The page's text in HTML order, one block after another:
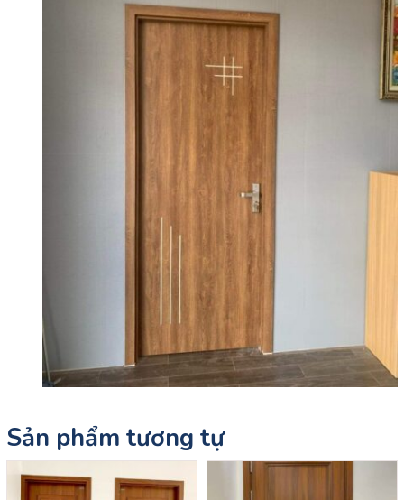
Sản phẩm tương tự